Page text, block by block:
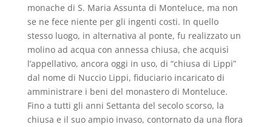
monache di S. Maria Assunta di Monteluce, ma non
se ne fece niente per gli ingenti costi. In quello
stesso luogo, in alternativa al ponte, fu realizzato un
molino ad acqua con annessa chiusa, che acquisì
l’appellativo, ancora oggi in uso, di “chiusa di Lippi”
dal nome di Nuccio Lippi, fiduciario incaricato di
amministrare i beni del monastero di Monteluce.
Fino a tutti gli anni Settanta del secolo scorso, la
chiusa e il suo ampio invaso, contornato da una flora